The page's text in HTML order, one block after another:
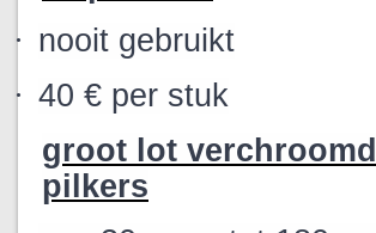
· nooit gebruikt
· 40 € per stuk
groot lot
pilkers